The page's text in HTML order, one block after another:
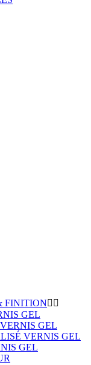
FINITION 
GEL
GEL
VERNIS GEL
GEL